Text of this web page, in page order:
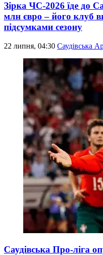
Зірка ЧС-2026 їде до
млн євро – його клуб
підсумками сезону
22 липня, 04:30 Саудівська
Саудівська Про-ліга